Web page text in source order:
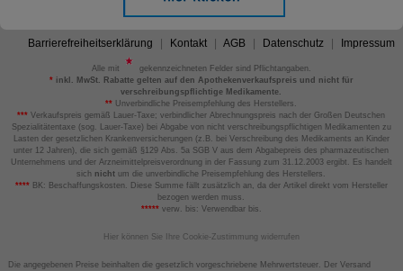
Barrierefreiheitserklärung Kontakt AGB Datenschutz Impressum
Alle mit
gekennzeichneten Felder sind Pflichtangaben.
*inkl. MwSt. Rabatte gelten auf den Apothekenverkaufspreis und nicht für
verschreibungspflichtige Medikamente.
** Unverbindliche Preisempfehlung des Herstellers.
*** Verkaufspreis gemäß Lauer-Taxe; verbindlicher Abrechnungspreis nach der Großen Deutschen
Spezialitätentaxe (sog. Lauer-Taxe) bei Abgabe von nicht verschreibungspflichtigen Medikamenten zu
Lasten der gesetzlichen Krankenversicherungen (z.B. bei Verschreibung des Medikaments an Kinder
unter 12 Jahren), die sich gemäß §129 Abs. 5a SGB V aus dem Abgabepreis des pharmazeutischen
Unternehmens und der Arzneimittelpreisverordnung in der Fassung zum 31.12.2003 ergibt. Es handelt
sich nicht um die unverbindliche Preisempfehlung des Herstellers.
****BK: Beschaffungskosten. Diese Summe fällt zusätzlich an, da der Artikel direkt vom Hersteller
bezogen werden muss.
*****verw. bis: Verwendbar bis.
Hier können Sie Ihre Cookie-Zustimmung widerrufen
Die angegebenen Preise beinhalten die gesetzlich vorgeschriebene Mehrwertsteuer. Der Versand